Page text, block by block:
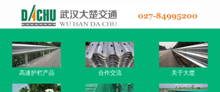
高速护栏产品 合作交流 关于大楚